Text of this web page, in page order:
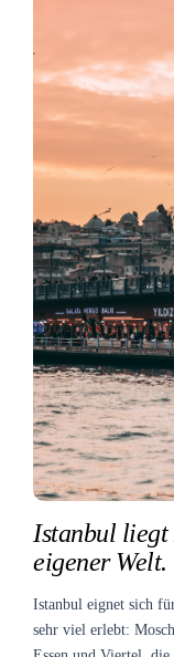
Istanbul liegt
eigener Welt.
Istanbul eignet sich
sehr viel erlebt: